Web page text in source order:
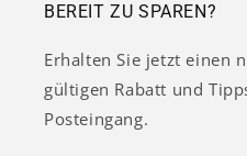
BEREIT ZU SPAREN?
Erhalten Sie jetzt einen
gültigen Rabatt und
Posteingang.